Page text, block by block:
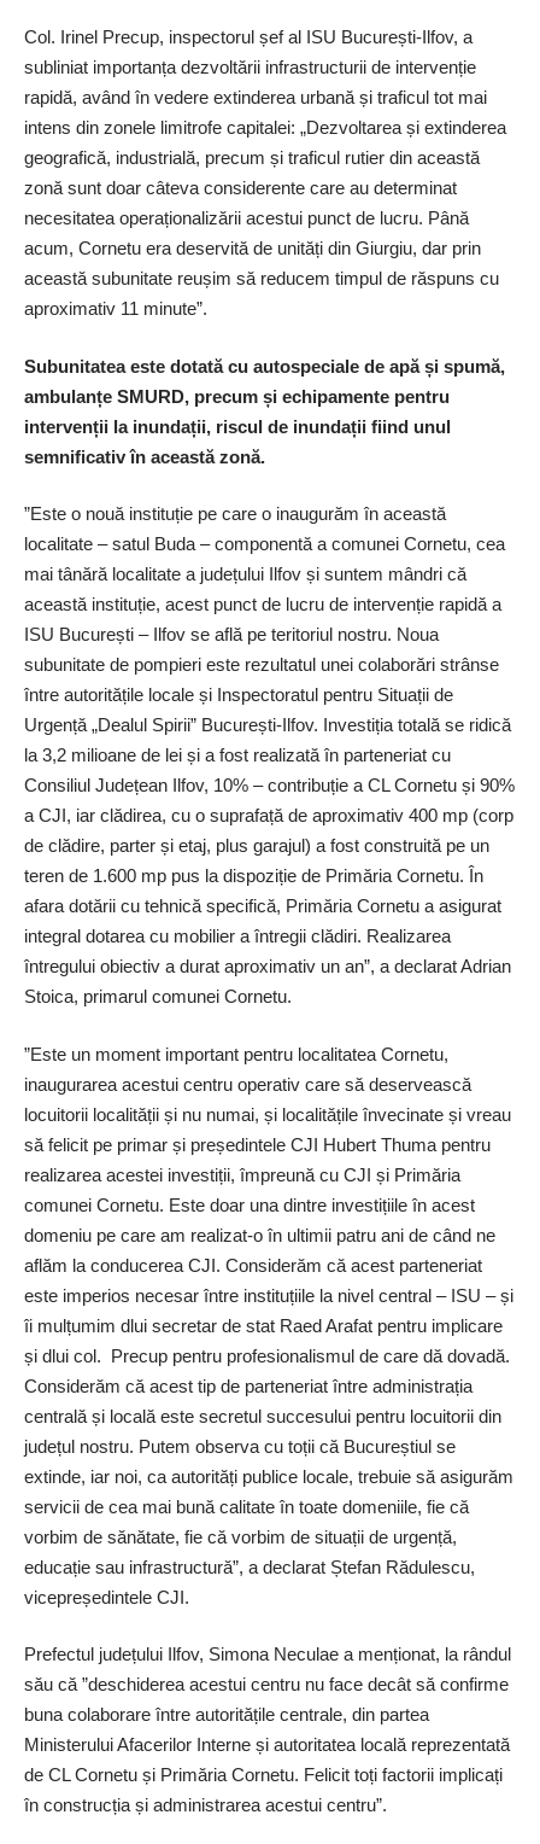
Col. Irinel Precup, in­spectorul șef al ISU București-Ilfov, a
subliniat importanța dezvoltării infrastructurii de intervenție
rapidă, având în vedere extinderea urbană și traficul tot mai
intens din zonele limitrofe capitalei: „Dezvoltarea și extinderea
geografică, industrială, precum și traficul rutier din această
zonă sunt doar câteva considerente care au determinat
necesitatea operaționalizării acestui punct de lucru. Până
acum, Cornetu era deservită de unități din Giurgiu, dar prin
această subunitate reușim să reducem timpul de răspuns cu
aproximativ 11 ­minute”.
Subunitatea este dotată cu autospeciale de apă și spumă,
ambulanțe SMURD, precum și echipamente pentru
intervenții la inundații, riscul de inundații fiind unul
semnificativ în această zonă.
”Este o nouă instituție pe care o inaugurăm în această
localitate – satul Buda – componentă a comunei Cornetu, cea
mai tânără localitate a județului Ilfov și suntem mândri că
această instituție, acest punct de lucru de intervenție rapidă a
ISU București – Ilfov se află pe teritoriul nostru. Noua
subunitate de pompieri este rezultatul unei colaborări strânse
între autoritățile locale și Inspectoratul pentru Situații de
Urgență „Dealul Spirii” București-Ilfov. Investiția totală se ridică
la 3,2 milioane de lei și a fost realizată în parteneriat cu
Consiliul Județean Ilfov, 10% – contribuție a CL Cornetu și 90%
a CJI, iar clădirea, cu o suprafață de aproximativ 400 mp (corp
de clădire, parter și etaj, plus garajul) a fost construită pe un
teren de 1.600 mp pus la dispoziție de Primăria Cornetu. În
afara dotării cu tehnică specifică, Primăria Cornetu a asigurat
integral dotarea cu mobilier a întregii clădiri. Realizarea
întregului obiectiv a durat aproximativ un an”, a declarat Adrian
Stoica, primarul comunei Cornetu.
”Este un moment important pentru localitatea Cornetu,
inaugurarea acestui centru operativ care să deservească
locuitorii localității și nu numai, și localitățile învecinate și vreau
să felicit pe primar și președintele CJI Hubert Thuma pentru
realizarea acestei investiții, împreună cu CJI și Primăria
comunei Cornetu. Este doar una dintre investițiile în acest
domeniu pe care am realizat-o în ultimii patru ani de când ne
aflăm la conducerea CJI. Considerăm că acest parteneriat
este imperios necesar între instituțiile la nivel central – ISU – și
îi mulțumim dlui secretar de stat ­Raed Arafat pentru implicare
și dlui col. Precup pentru profesionalismul de care dă dovadă.
Considerăm că acest tip de parteneriat între administrația
centrală și locală este secretul succesului pentru locuitorii din
județul nostru. Putem observa cu toții că Bucureștiul se
extinde, iar noi, ca autorități publice locale, trebuie să asigurăm
servicii de cea mai bună calitate în toate domeniile, fie că
vorbim de sănătate, fie că vorbim de situații de urgență,
educație sau infrastructură”, a declarat Ștefan Rădulescu,
vicepreședintele CJI.
Prefectul județului Ilfov, Simona Neculae a menționat, la rândul
său că ”deschiderea acestui centru nu face decât să confirme
buna colaborare între autoritățile centrale, din partea
Ministerului Afacerilor Interne și autoritatea locală reprezentată
de CL Cornetu și Primăria Cornetu. Felicit toți factorii implicați
în construcția și administrarea acestui centru”.